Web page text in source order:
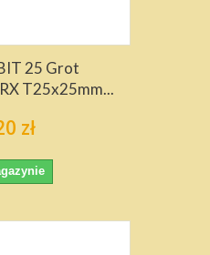
25 Grot
T25x25mm...
zł